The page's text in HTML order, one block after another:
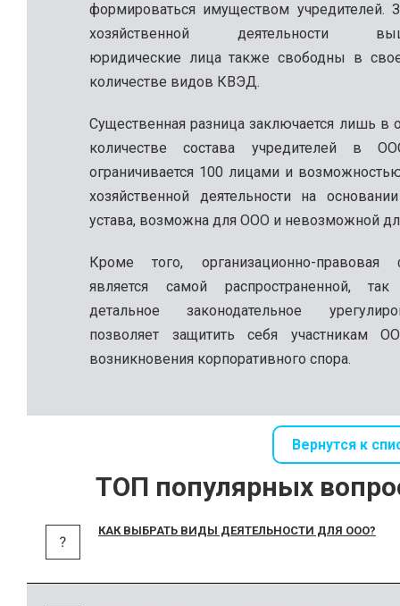
формироваться имуществом учредителей.
хозяйственной деятельности
юридические лица также свободны в
количестве видов КВЭД.
Существенная разница заключается лишь в
количестве состава учредителей в
ограничивается 100 лицами и
хозяйственной деятельности на
устава, возможна для ООО и невозможной
Кроме того, организационно-
является самой распространенной,
детальное законодательное
позволяет защитить себя участникам
возникновения корпоративного спора.
Вернутся к
ТОП популярных
КАК ВЫБРАТЬ ВИДЫ ДЕЯТЕЛЬНОСТИ ДЛЯ ООО?